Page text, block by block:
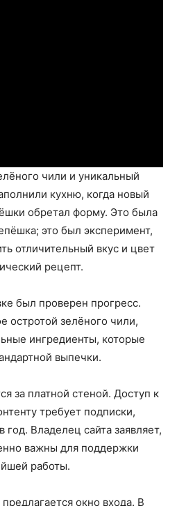
чили и уникальный
кухню, когда новый
обретал форму. Это была
это был эксперимент,
отличительный вкус и цвет
рецепт.
был проверен прогресс.
остротой зелёного чили,
ингредиенты, которые
выпечки.
за платной стеной. Доступ к
требует подписки,
год. Владелец сайта заявляет,
важны для поддержки
работы.
окно входа. В